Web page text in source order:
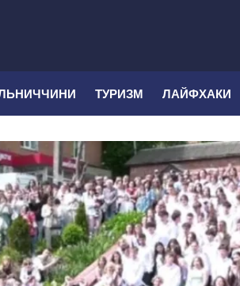
ТУРИЗМ ЛАЙФХАКИ